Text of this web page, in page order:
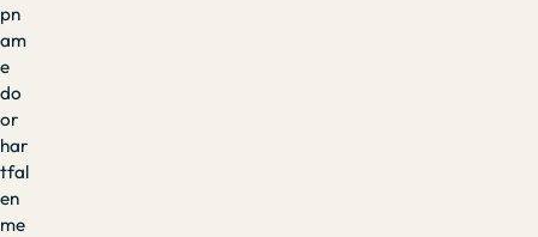
pn
am
e
do
or
har
tfal
en
me